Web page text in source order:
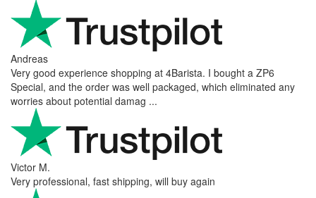
Andreas
Very good experience shopping at 4Barista. I bought a ZP6
Special, and the order was well packaged, which eliminated any
worries about potential damag ...
Victor M.
Very professional, fast shipping, will buy again